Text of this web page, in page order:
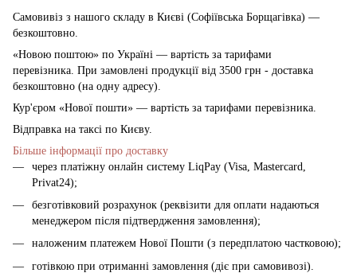
Самовивіз з нашого складу в Києві (Софіївська Борщагівка) —
безкоштовно.
«Новою поштою» по Україні — вартість за тарифами
перевізника. При замовлені продукції від 3500 грн - доставка
безкоштовно (на одну адресу).
Кур'єром «Нової пошти» — вартість за тарифами перевізника.
Відправка на таксі по Києву.
Більше інформації про доставку
через платіжну онлайн систему LiqPay (Visa, Mastercard,
Privat24);
безготівковий розрахунок (реквізити для оплати надаються
менеджером після підтвердження замовлення);
наложеним платежем Нової Пошти (з передплатою частковою);
готівкою при отриманні замовлення (діє при самовивозі).